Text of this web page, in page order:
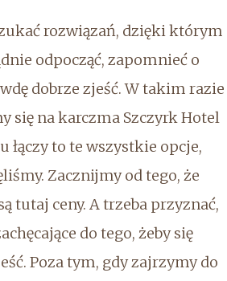
rozwiązań, dzięki którym
odpocząć, zapomnieć o
dobrze zjeść. W takim razie
się na karczma Szczyrk Hotel
łączy to te wszystkie opcje,
Zacznijmy od tego, że
tutaj ceny. A trzeba przyznać,
do tego, żeby się
Poza tym, gdy zajrzymy do